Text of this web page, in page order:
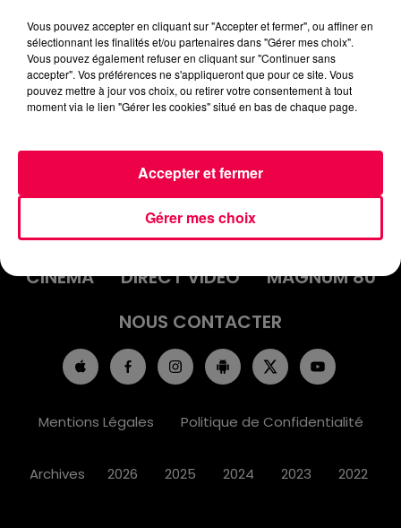
INFOS
AGENDA
JEUX
PODCASTS
CINÉMA
DIRECT VIDÉO
MAGNUM 80
NOUS CONTACTER
Mentions Légales Politique de Confidentialité
Archives 2026 2025 2024 2023 2022
Vous pouvez accepter en cliquant sur "Accepter et fermer", ou affiner en
sélectionnant les finalités et/ou partenaires dans "Gérer mes choix".
Vous pouvez également refuser en cliquant sur "Continuer sans
accepter". Vos préférences ne s'appliqueront que pour ce site. Vous
pouvez mettre à jour vos choix, ou retirer votre consentement à tout
moment via le lien "Gérer les cookies" situé en bas de chaque page.
Gérer mes choix
Accepter et fermer